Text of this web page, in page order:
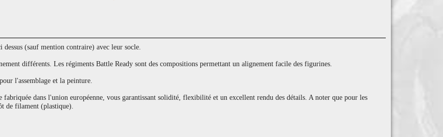
(sauf mention contraire) avec leur socle.
différents. Les régiments Battle Ready sont des compositions permettant un alignement facile des figurines.
l'assemblage et la peinture.
fabriquée dans l'union européenne, vous garantissant solidité, flexibilité et un excellent rendu des détails. A noter que pour les
de filament (plastique).